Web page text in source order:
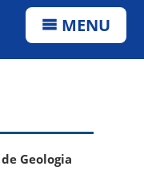
MENU
Geologia